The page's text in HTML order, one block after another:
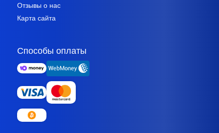
Отзывы о нас
Карта сайта
Способы оплаты